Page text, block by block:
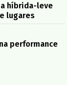
híbrida-leve
lugares
performance